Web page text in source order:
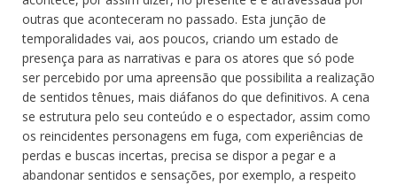
outras que aconteceram no passado. Esta junção de
temporalidades vai, aos poucos, criando um estado de
presença para as narrativas e para os atores que só pode
ser percebido por uma apreensão que possibilita a realização
de sentidos tênues, mais diáfanos do que definitivos. A cena
se estrutura pelo seu conteúdo e o espectador, assim como
os reincidentes personagens em fuga, com experiências de
perdas e buscas incertas, precisa se dispor a pegar e a
abandonar sentidos e sensações, por exemplo, a respeito